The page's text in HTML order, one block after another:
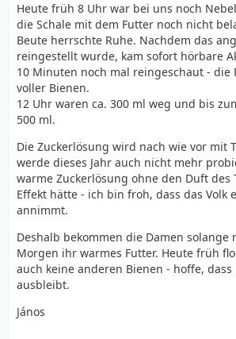
Heute früh 8 Uhr war bei uns noch
die Schale mit dem Futter noch nicht
Beute herrschte Ruhe. Nachdem das
reingestellt wurde, kam sofort hörbare
10 Minuten noch mal reingeschaut - die
voller Bienen.
12 Uhr waren ca. 300 ml weg und bis
500 ml.
Die Zuckerlösung wird nach wie vor mit
werde dieses Jahr auch nicht mehr
warme Zuckerlösung ohne den Duft des
Effekt hätte - ich bin froh, dass das Volk
annimmt.
Deshalb bekommen die Damen solange
Morgen ihr warmes Futter. Heute früh
auch keine anderen Bienen - hoffe, dass
ausbleibt.
János